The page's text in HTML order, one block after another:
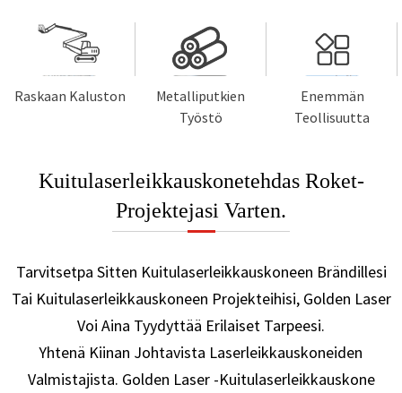
Raskaan Kaluston
Metalliputkien
Työstö
Enemmän
Teollisuutta
Kuitulaserleikkauskonetehdas Roket-
Projektejasi Varten.
Tarvitsetpa Sitten Kuitulaserleikkauskoneen Brändillesi
Tai Kuitulaserleikkauskoneen Projekteihisi, Golden Laser
Voi Aina Tyydyttää Erilaiset Tarpeesi.
Yhtenä Kiinan Johtavista Laserleikkauskoneiden
Valmistajista. Golden Laser -kuitulaserleikkauskone